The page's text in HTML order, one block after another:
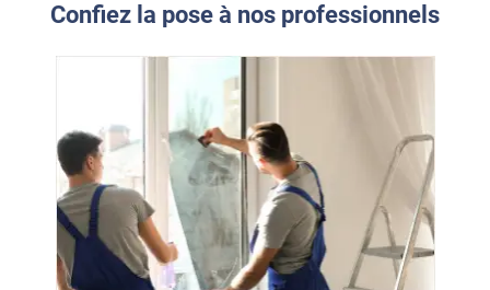
Confiez la pose à nos professionnels